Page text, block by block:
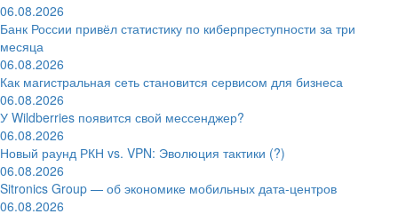
06.08.2026
Банк России привёл статистику по киберпреступности за три
месяца
06.08.2026
Как магистральная сеть становится сервисом для бизнеса
06.08.2026
У Wildberries появится свой мессенджер?
06.08.2026
Новый раунд РКН vs. VPN: Эволюция тактики (?)
06.08.2026
Sitronics Group — об экономике мобильных дата-центров
06.08.2026